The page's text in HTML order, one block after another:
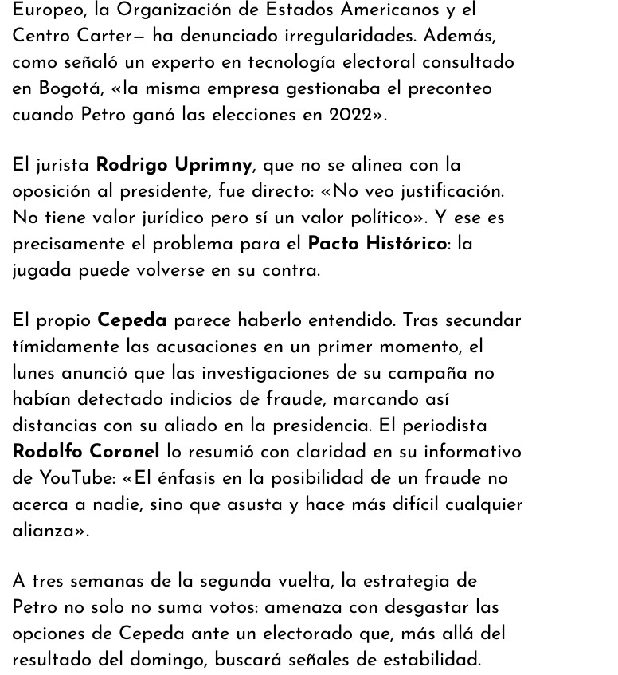
Europeo, la Organización de Estados Americanos y el
Centro Carter— ha denunciado irregularidades. Además,
como señaló un experto en tecnología electoral consultado
en Bogotá, «la misma empresa gestionaba el preconteo
cuando Petro ganó las elecciones en 2022».
El jurista Rodrigo Uprimny, que no se alinea con la
oposición al presidente, fue directo: «No veo justificación.
No tiene valor jurídico pero sí un valor político». Y ese es
precisamente el problema para el Pacto Histórico: la
jugada puede volverse en su contra.
El propio Cepeda parece haberlo entendido. Tras secundar
tímidamente las acusaciones en un primer momento, el
lunes anunció que las investigaciones de su campaña no
habían detectado indicios de fraude, marcando así
distancias con su aliado en la presidencia. El periodista
Rodolfo Coronel lo resumió con claridad en su informativo
de YouTube: «El énfasis en la posibilidad de un fraude no
acerca a nadie, sino que asusta y hace más difícil cualquier
alianza».
A tres semanas de la segunda vuelta, la estrategia de
Petro no solo no suma votos: amenaza con desgastar las
opciones de Cepeda ante un electorado que, más allá del
resultado del domingo, buscará señales de estabilidad.